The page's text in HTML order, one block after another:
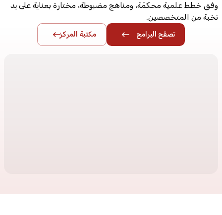
وفق خطط علمية محكمَة، ومناهج مضبوطة، مختارة بعناية على يد
نخبة من المتخصصين.
تصفّح البرامج مكتبة المركز